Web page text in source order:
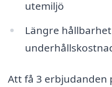
utemiljö
Längre
Att få 3 erbjudanden